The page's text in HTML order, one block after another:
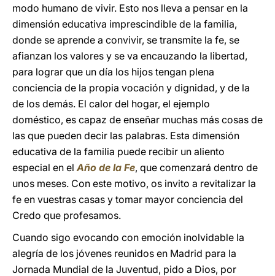
modo humano de vivir. Esto nos lleva a pensar en la
dimensión educativa imprescindible de la familia,
donde se aprende a convivir, se transmite la fe, se
afianzan los valores y se va encauzando la libertad,
para lograr que un día los hijos tengan plena
conciencia de la propia vocación y dignidad, y de la
de los demás. El calor del hogar, el ejemplo
doméstico, es capaz de enseñar muchas más cosas de
las que pueden decir las palabras. Esta dimensión
educativa de la familia puede recibir un aliento
especial en elAño de la Fe, que comenzará dentro de
unos meses. Con este motivo, os invito a revitalizar la
fe en vuestras casas y tomar mayor conciencia del
Credo que profesamos.
Cuando sigo evocando con emoción inolvidable la
alegría de los jóvenes reunidos en Madrid para la
Jornada Mundial de la Juventud, pido a Dios, por